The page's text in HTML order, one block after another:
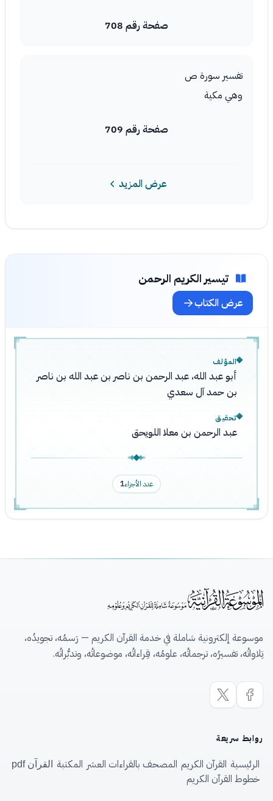
صفحة رقم 708
تفسير سورة ص
وهي مكية
صفحة رقم 709
عرض المزيد
تيسير الكريم الرحمن
عرض الكتاب
المؤلف
أبو عبد الله، عبد الرحمن بن ناصر بن عبد الله بن ناصر
بن حمد آل سعدي
تحقيق
عبد الرحمن بن معلا اللويحق
عدد الأجزاء1
موسوعة إلكترونية شاملة في خدمة القرآن الكريم — رَسمُه، تجويدُه،
تِلاواتُه، تفسيرُه، ترجماتُه، علومُه، قِراءاتُه، موضوعاتُه، وتدبُّراتُه.
روابط سريعة
الرئيسية القرآن الكريم المصحف بالقراءات العشر المكتبة القرآن pdf
خطوط القرآن الكريم